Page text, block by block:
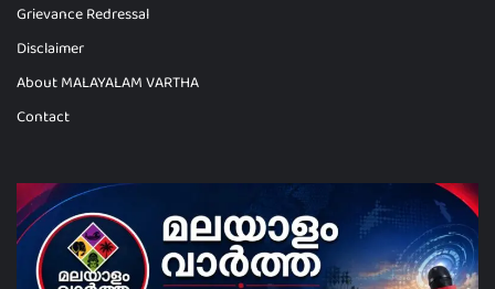
Grievance Redressal
Disclaimer
About MALAYALAM VARTHA
Contact